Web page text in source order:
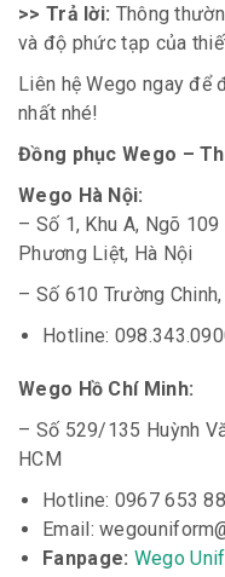
>> Trả lời: Thông
và độ phức tạp của
Liên hệ Wego ngay
nhất nhé!
Đồng phục Wego –
Wego Hà Nội:
– Số 1, Khu A, Ngõ
Phương Liệt, Hà Nội
– Số 610 Trường
Hotline:
Wego Hồ Chí Minh:
– Số 529/135 Huỳnh
HCM
Hotline: 0967 653
Email:
Fanpage: Wego